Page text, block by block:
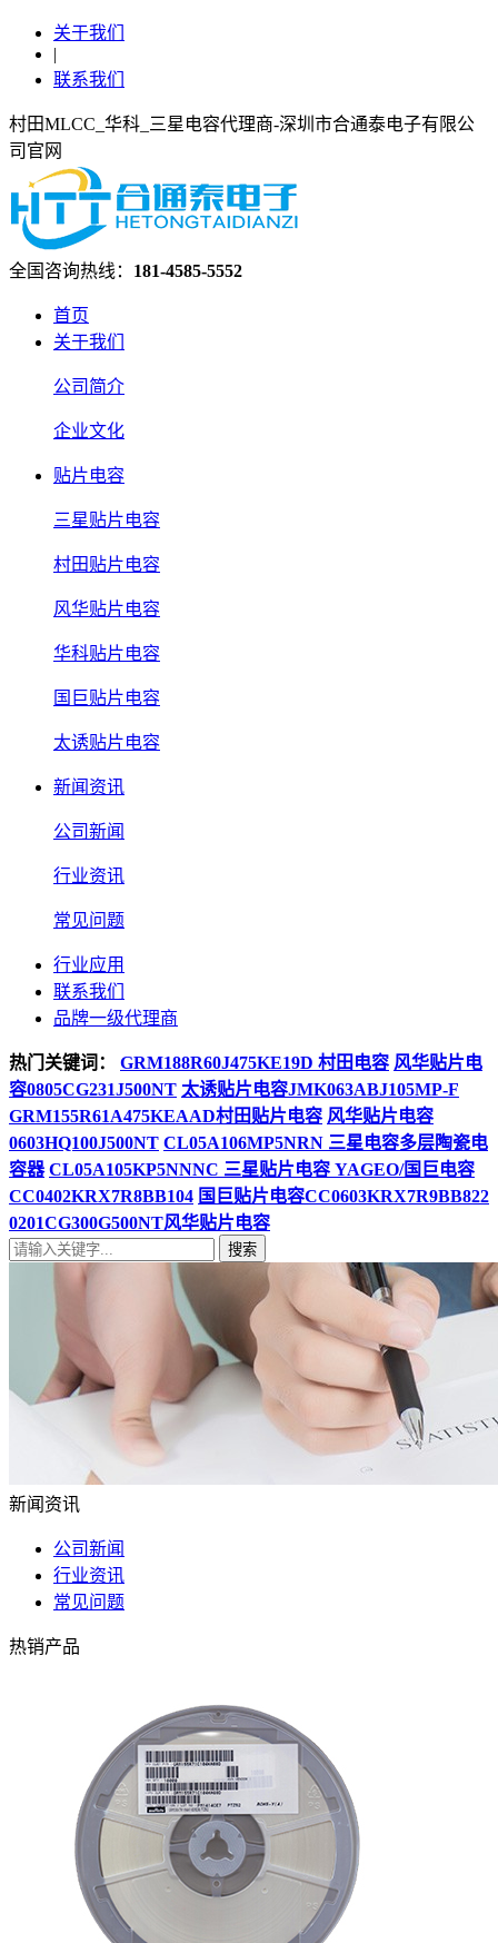
关于我们
|
联系我们
村田MLCC_华科_三星电容代理商-深圳市合通泰电子有限公
司官网
全国咨询热线： 181-4585-5552
首页
关于我们
公司简介
企业文化
贴片电容
三星贴片电容
村田贴片电容
风华贴片电容
华科贴片电容
国巨贴片电容
太诱贴片电容
新闻资讯
公司新闻
行业资讯
常见问题
行业应用
联系我们
品牌一级代理商
热门关键词： GRM188R60J475KE19D 村田电容 风华贴片电
容0805CG231J500NT 太诱贴片电容JMK063ABJ105MP-F
GRM155R61A475KEAAD村田贴片电容 风华贴片电容
0603HQ100J500NT CL05A106MP5NRN 三星电容多层陶瓷电
容器 CL05A105KP5NNNC 三星贴片电容 YAGEO/国巨电容
CC0402KRX7R8BB104 国巨贴片电容CC0603KRX7R9BB822
0201CG300G500NT风华贴片电容
搜索
新闻资讯
公司新闻
行业资讯
常见问题
热销产品